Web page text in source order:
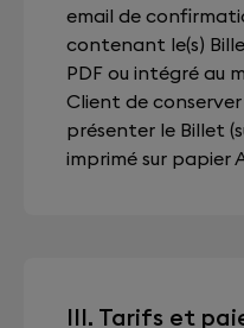
email de
contenant le(s)
PDF ou intégré au
Client de
présenter le Billet
imprimé sur papier
III. Tarifs et